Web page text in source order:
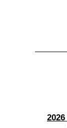
(34) بين الحسم والتوازن: ماذا تكشف حرب 2026